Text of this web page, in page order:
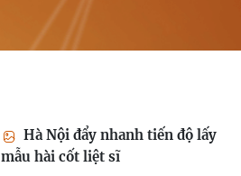
Hà Nội đẩy nhanh tiến độ lấy
mẫu hài cốt liệt sĩ